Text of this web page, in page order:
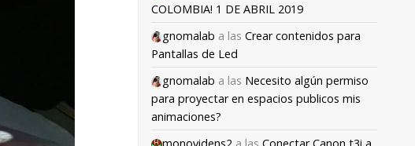
COLOMBIA! 1 DE ABRIL 2019
gnomalab a las Crear contenidos para
Pantallas de Led
gnomalab a las Necesito algún permiso
para proyectar en espacios publicos mis
animaciones?